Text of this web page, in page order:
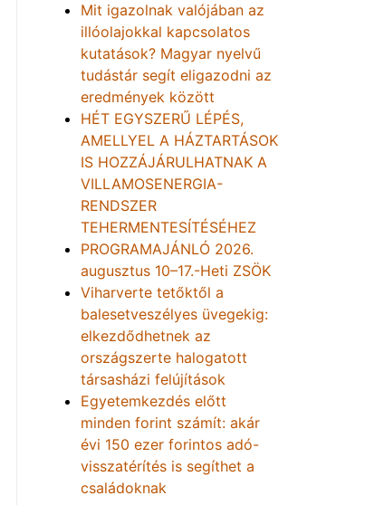
Mit igazolnak valójában az
illóolajokkal kapcsolatos
kutatások? Magyar nyelvű
tudástár segít eligazodni az
eredmények között
HÉT EGYSZERŰ LÉPÉS,
AMELLYEL A HÁZTARTÁSOK
IS HOZZÁJÁRULHATNAK A
VILLAMOSENERGIA-
RENDSZER
TEHERMENTESÍTÉSÉHEZ
PROGRAMAJÁNLÓ 2026.
augusztus 10–17.-Heti ZSÖK
Viharverte tetőktől a
balesetveszélyes üvegekig:
elkezdődhetnek az
országszerte halogatott
társasházi felújítások
Egyetemkezdés előtt
minden forint számít: akár
évi 150 ezer forintos adó-
visszatérítés is segíthet a
családoknak